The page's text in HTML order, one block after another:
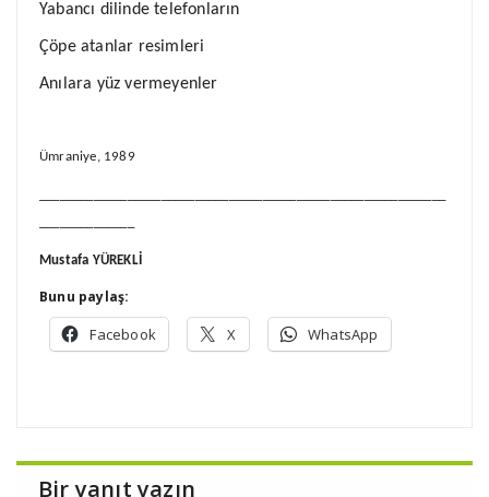
Yabancı dilinde telefonların
Çöpe atanlar resimleri
Anılara yüz vermeyenler
Ümraniye, 1989
Mustafa YÜREKLİ
Bunu paylaş:
Facebook X WhatsApp
Bir yanıt yazın